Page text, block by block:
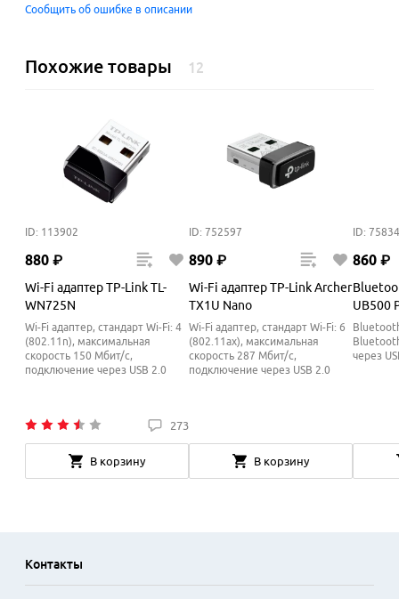
Сообщить об ошибке в описании
Похожие товары 12
ID: 113902
880 ₽
Wi-Fi адаптер TP-Link TL-
WN725N
Wi-Fi адаптер, стандарт Wi-Fi: 4
(802.11n), максимальная
скорость 150 Мбит/с,
подключение через USB 2.0
273
В корзину
ID: 752597
890 ₽
Wi-Fi адаптер TP-Link Archer
TX1U Nano
Wi-Fi адаптер, стандарт Wi-Fi: 6
(802.11ax), максимальная
скорость 287 Мбит/с,
подключение через USB 2.0
В корзину
ID:
860 ₽
UB500
через
Контакты